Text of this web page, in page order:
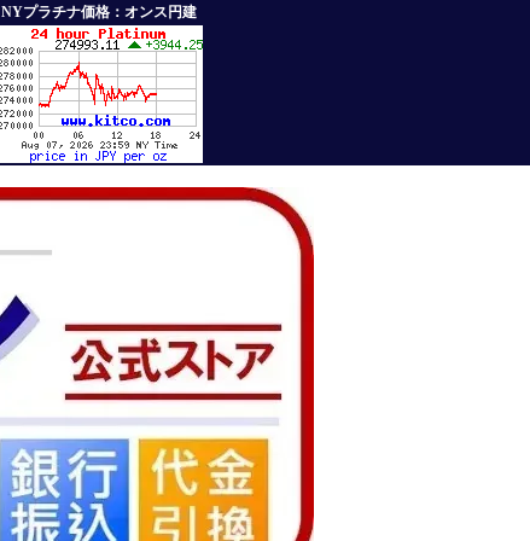
NYプラチナ価格：オンス円建